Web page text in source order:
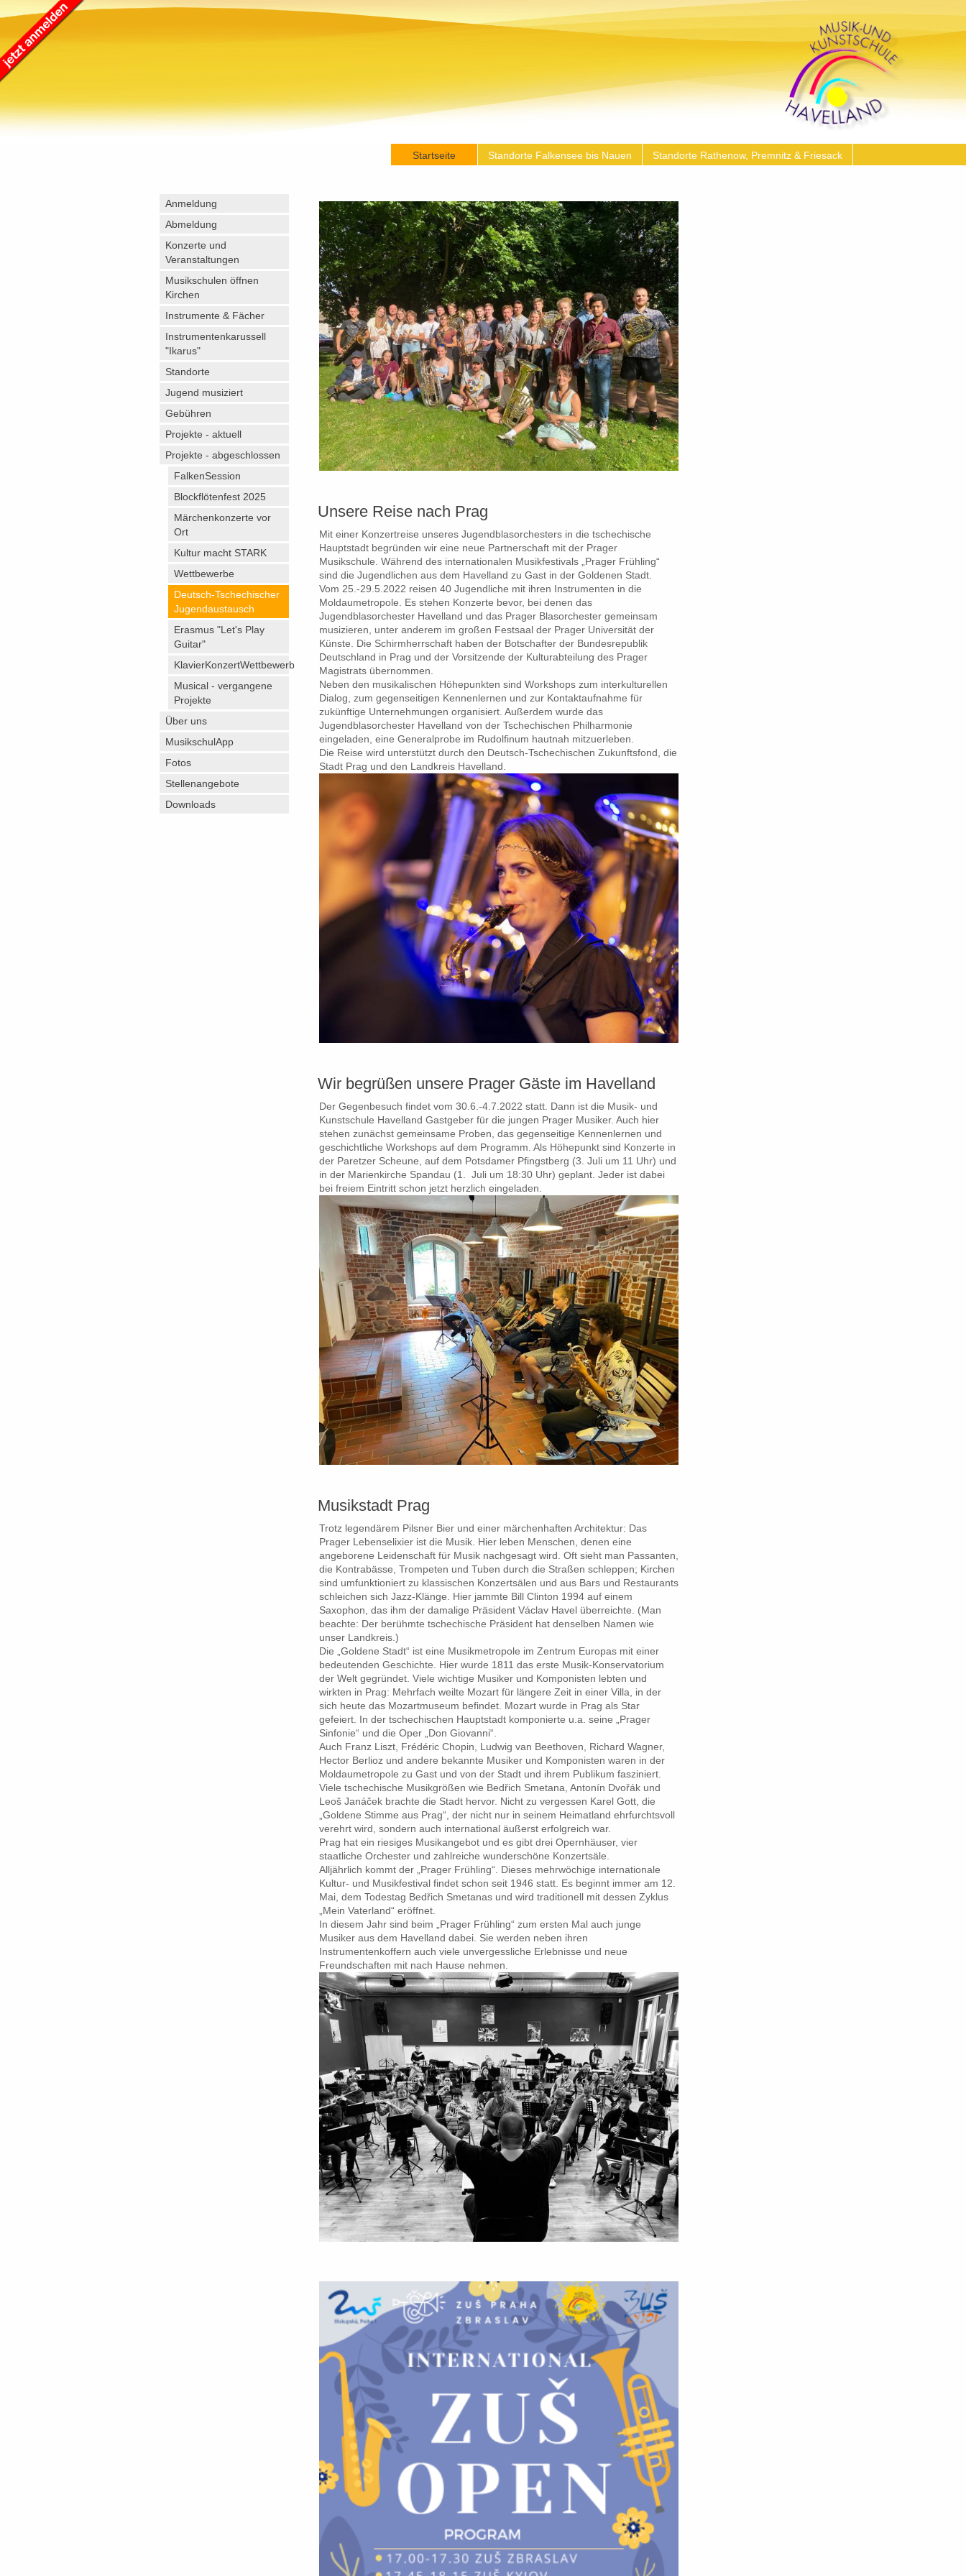
Startseite Standorte Falkensee bis Nauen Standorte Rathenow, Premnitz & Friesack
Anmeldung
Abmeldung
Konzerte und
Veranstaltungen
Musikschulen öffnen
Kirchen
Instrumente & Fächer
Instrumentenkarussell
"Ikarus"
Standorte
Jugend musiziert
Gebühren
Projekte - aktuell
Projekte - abgeschlossen
FalkenSession
Blockflötenfest 2025
Märchenkonzerte vor
Ort
Kultur macht STARK
Wettbewerbe
Deutsch-Tschechischer
Jugendaustausch
Erasmus "Let's Play
Guitar"
KlavierKonzertWettbewerb
Musical - vergangene
Projekte
Über uns
MusikschulApp
Fotos
Stellenangebote
Downloads
Unsere Reise nach Prag
Mit einer Konzertreise unseres Jugendblasorchesters in die tschechische
Hauptstadt begründen wir eine neue Partnerschaft mit der Prager
Musikschule. Während des internationalen Musikfestivals „Prager Frühling“
sind die Jugendlichen aus dem Havelland zu Gast in der Goldenen Stadt.
Vom 25.-29.5.2022 reisen 40 Jugendliche mit ihren Instrumenten in die
Moldaumetropole. Es stehen Konzerte bevor, bei denen das
Jugendblasorchester Havelland und das Prager Blasorchester gemeinsam
musizieren, unter anderem im großen Festsaal der Prager Universität der
Künste. Die Schirmherrschaft haben der Botschafter der Bundesrepublik
Deutschland in Prag und der Vorsitzende der Kulturabteilung des Prager
Magistrats übernommen.
Neben den musikalischen Höhepunkten sind Workshops zum interkulturellen
Dialog, zum gegenseitigen Kennenlernen und zur Kontaktaufnahme für
zukünftige Unternehmungen organisiert. Außerdem wurde das
Jugendblasorchester Havelland von der Tschechischen Philharmonie
eingeladen, eine Generalprobe im Rudolfinum hautnah mitzuerleben.
Die Reise wird unterstützt durch den Deutsch-Tschechischen Zukunftsfond, die
Stadt Prag und den Landkreis Havelland.
Wir begrüßen unsere Prager Gäste im Havelland
Der Gegenbesuch findet vom 30.6.-4.7.2022 statt. Dann ist die Musik- und
Kunstschule Havelland Gastgeber für die jungen Prager Musiker. Auch hier
stehen zunächst gemeinsame Proben, das gegenseitige Kennenlernen und
geschichtliche Workshops auf dem Programm. Als Höhepunkt sind Konzerte in
der Paretzer Scheune, auf dem Potsdamer Pfingstberg (3. Juli um 11 Uhr) und
in der Marienkirche Spandau (1. Juli um 18:30 Uhr) geplant. Jeder ist dabei
bei freiem Eintritt schon jetzt herzlich eingeladen.
Musikstadt Prag
Trotz legendärem Pilsner Bier und einer märchenhaften Architektur: Das
Prager Lebenselixier ist die Musik. Hier leben Menschen, denen eine
angeborene Leidenschaft für Musik nachgesagt wird. Oft sieht man Passanten,
die Kontrabässe, Trompeten und Tuben durch die Straßen schleppen; Kirchen
sind umfunktioniert zu klassischen Konzertsälen und aus Bars und Restaurants
schleichen sich Jazz-Klänge. Hier jammte Bill Clinton 1994 auf einem
Saxophon, das ihm der damalige Präsident Václav Havel überreichte. (Man
beachte: Der berühmte tschechische Präsident hat denselben Namen wie
unser Landkreis.)
Die „Goldene Stadt“ ist eine Musikmetropole im Zentrum Europas mit einer
bedeutenden Geschichte. Hier wurde 1811 das erste Musik-Konservatorium
der Welt gegründet. Viele wichtige Musiker und Komponisten lebten und
wirkten in Prag: Mehrfach weilte Mozart für längere Zeit in einer Villa, in der
sich heute das Mozartmuseum befindet. Mozart wurde in Prag als Star
gefeiert. In der tschechischen Hauptstadt komponierte u.a. seine „Prager
Sinfonie“ und die Oper „Don Giovanni“.
Auch Franz Liszt, Frédéric Chopin, Ludwig van Beethoven, Richard Wagner,
Hector Berlioz und andere bekannte Musiker und Komponisten waren in der
Moldaumetropole zu Gast und von der Stadt und ihrem Publikum fasziniert.
Viele tschechische Musikgrößen wie Bedřich Smetana, Antonín Dvořák und
Leoš Janáček brachte die Stadt hervor. Nicht zu vergessen Karel Gott, die
„Goldene Stimme aus Prag“, der nicht nur in seinem Heimatland ehrfurchtsvoll
verehrt wird, sondern auch international äußerst erfolgreich war.
Prag hat ein riesiges Musikangebot und es gibt drei Opernhäuser, vier
staatliche Orchester und zahlreiche wunderschöne Konzertsäle.
Alljährlich kommt der „Prager Frühling“. Dieses mehrwöchige internationale
Kultur- und Musikfestival findet schon seit 1946 statt. Es beginnt immer am 12.
Mai, dem Todestag Bedřich Smetanas und wird traditionell mit dessen Zyklus
„Mein Vaterland“ eröffnet.
In diesem Jahr sind beim „Prager Frühling“ zum ersten Mal auch junge
Musiker aus dem Havelland dabei. Sie werden neben ihren
Instrumentenkoffern auch viele unvergessliche Erlebnisse und neue
Freundschaften mit nach Hause nehmen.